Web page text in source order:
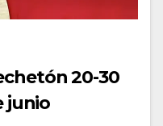
20-30
junio